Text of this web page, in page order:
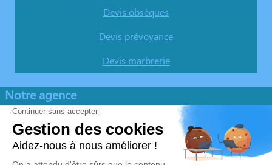
Devis obsèques
Devis prévoyance
Devis marbrerie
Notre agence
Pompes Funèbres Saint Nicolas
04 22 67 06 94
pfsaintnicolas@orange.fr
Chemin du Repos – 69590 – Saint-Symphorien-sur-Coise